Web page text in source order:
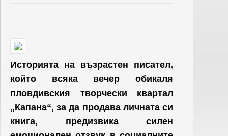
Историята на възрастен писател,
който всяка вечер обикаля
пловдивския творчески квартал
„Капана“, за да продава личната си
книга, предизвика силен